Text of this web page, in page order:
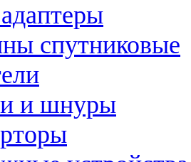
спутниковые
и шнуры